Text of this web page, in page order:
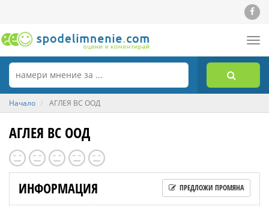
Начало АГЛЕЯ ВС ООД
АГЛЕЯ ВС ООД
ИНФОРМАЦИЯ ПРЕДЛОЖИ ПРОМЯНА